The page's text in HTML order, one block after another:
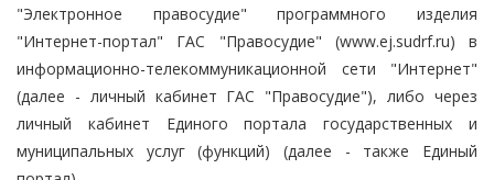
"Электронное правосудие" программного изделия
"Интернет-портал" ГАС "Правосудие" (www.ej.sudrf.ru) в
информационно-телекоммуникационной сети "Интернет"
(далее - личный кабинет ГАС "Правосудие"), либо через
личный кабинет Единого портала государственных и
муниципальных услуг (функций) (далее - также Единый